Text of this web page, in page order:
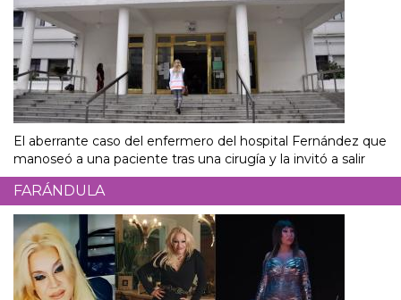
El aberrante caso del enfermero del hospital Fernández que
manoseó a una paciente tras una cirugía y la invitó a salir
FARÁNDULA